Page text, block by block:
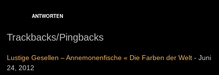
ANTWORTEN
Trackbacks/Pingbacks
Lustige Gesellen – Annemonenfische « Die Farben der Welt - Juni
24, 2012